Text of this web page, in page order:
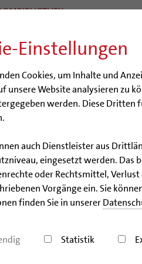
Einstellungen
Cookies, um Inhalte und
unsere Website analysieren zu
werden. Diese Dritten
auch Dienstleister aus
eingesetzt werden.
oder Rechtsmittel,
Vorgänge ein. Sie
finden Sie in unserer
Statistik
BISTUM
drei Ökumenische
und katholischer Kirche